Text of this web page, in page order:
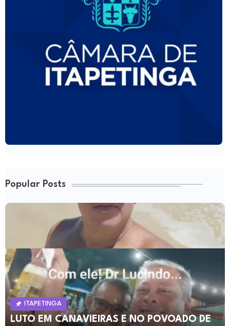
Popular Posts
ITAPETINGA
LUTO EM CANAVIEIRAS E NO POVOADO DE